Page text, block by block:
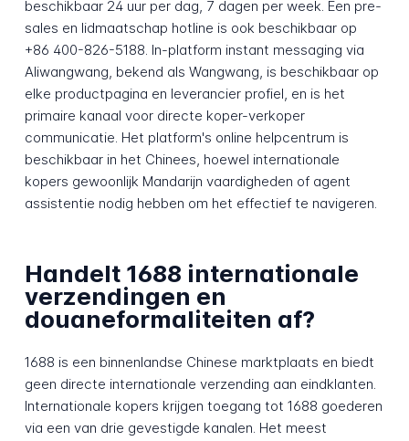
beschikbaar 24 uur per dag, 7 dagen per week. Een pre-
sales en lidmaatschap hotline is ook beschikbaar op
+86 400-826-5188. In-platform instant messaging via
Aliwangwang, bekend als Wangwang, is beschikbaar op
elke productpagina en leverancier profiel, en is het
primaire kanaal voor directe koper-verkoper
communicatie. Het platform's online helpcentrum is
beschikbaar in het Chinees, hoewel internationale
kopers gewoonlijk Mandarijn vaardigheden of agent
assistentie nodig hebben om het effectief te navigeren.
Handelt 1688 internationale
verzendingen en
douaneformaliteiten af?
1688 is een binnenlandse Chinese marktplaats en biedt
geen directe internationale verzending aan eindklanten.
Internationale kopers krijgen toegang tot 1688 goederen
via een van drie gevestigde kanalen. Het meest